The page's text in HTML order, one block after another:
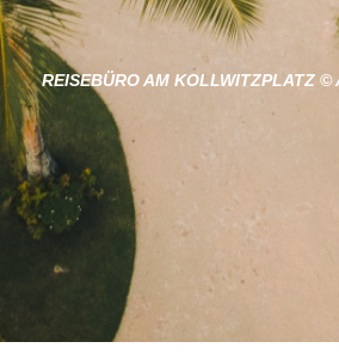
REISEBÜRO AM KOLLWITZPLATZ ©